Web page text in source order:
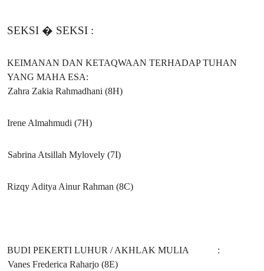
SEKSI � SEKSI :
KEIMANAN DAN KETAQWAAN TERHADAP TUHAN
YANG MAHA ESA:
Zahra Zakia Rahmadhani (8H)
Irene Almahmudi (7H)
Sabrina Atsillah Mylovely (7I)
Rizqy Aditya Ainur Rahman (8C)
BUDI PEKERTI LUHUR / AKHLAK MULIA :
Vanes Frederica Raharjo (8E)